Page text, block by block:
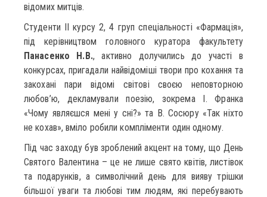
відомих митців.
Студенти ІІ курсу 2, 4 груп спеціальності «Фармація»,
під керівництвом головного куратора факультету
Панасенко Н.В., активно долучились до участі в
конкурсах, пригадали найвідоміші твори про кохання та
закохані пари відомі світові своєю неповторною
любов’ю, декламували поезію, зокрема І. Франка
«Чому являєшся мені у сні?» та В. Сосюру «Так ніхто
не кохав», вміло робили компліменти один одному.
Під час заходу був зроблений акцент на тому, що День
Святого Валентина – це не лише свято квітів, листівок
та подарунків, а символічний день для вияву трішки
більшої уваги та любові тим людям, які перебувають